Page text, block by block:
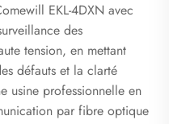
EKL-4DXN avec
des
tension, en mettant
défauts et la clarté
usine professionnelle en
par fibre optique